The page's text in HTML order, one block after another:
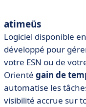
atimeüs
Logiciel disponible
développé pour
votre ESN ou de
Orienté gain de
automatise les
visibilité accrue sur